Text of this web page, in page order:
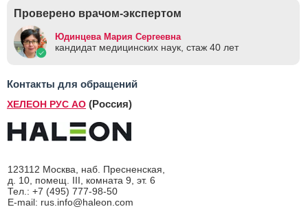
Проверено врачом-экспертом
Юдинцева Мария Сергеевна
кандидат медицинских наук, стаж 40 лет
Контакты для обращений
ХЕЛЕОН РУС АО (Россия)
123112 Москва, наб. Пресненская,
д. 10, помещ. III, комната 9, эт. 6
Тел.: +7 (495) 777-98-50
E-mail: rus.info@haleon.com